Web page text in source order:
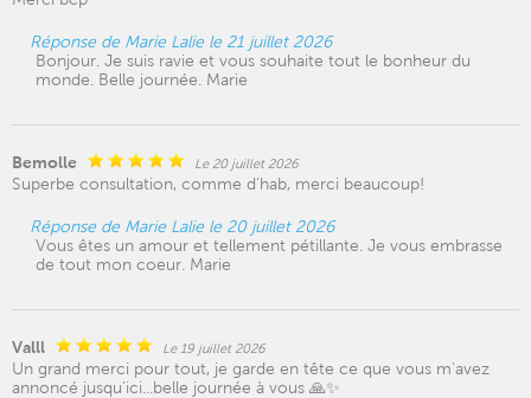
Réponse de Marie Lalie le 21 juillet 2026
Bonjour. Je suis ravie et vous souhaite tout le bonheur du
monde. Belle journée. Marie
Bemolle Le 20 juillet 2026
Superbe consultation, comme d'hab, merci beaucoup!
Réponse de Marie Lalie le 20 juillet 2026
Vous êtes un amour et tellement pétillante. Je vous embrasse
de tout mon coeur. Marie
Valll Le 19 juillet 2026
Un grand merci pour tout, je garde en tête ce que vous m'avez
annoncé jusqu'ici...belle journée à vous 🙏✨️